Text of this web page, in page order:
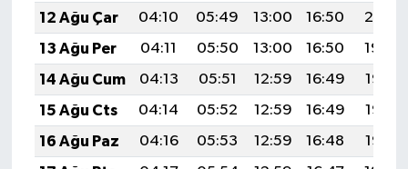
12 Ağu Çar
04:10 05:49 13:00 16:50
20:01
13 Ağu Per
04:11 05:50 13:00 16:50
19:59
14 Ağu Cum
04:13 05:51 12:59 16:49
19:58
15 Ağu Cts
04:14 05:52 12:59 16:49
19:57
16 Ağu Paz
04:16 05:53 12:59 16:48
19:55